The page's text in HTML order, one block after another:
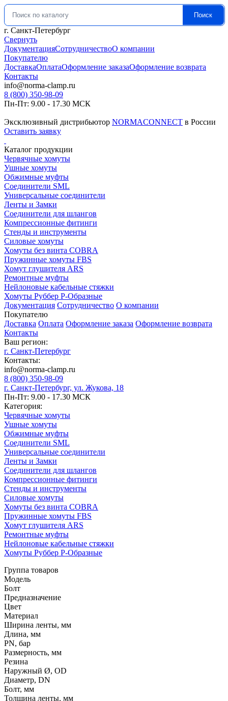
Искать: Поиск
г. Санкт-Петербург
Свернуть
ДокументацияСотрудничествоО компании
Покупателю
ДоставкаОплатаОформление заказаОформление возврата
Контакты
info@norma-clamp.ru
8 (800) 350-98-09
Пн-Пт: 9.00 - 17.30 МСК
Эксклюзивный дистрибьютор NORMACONNECT в России
Оставить заявку
Каталог продукции
Червячные хомуты
Ушные хомуты
Обжимные муфты
Соединители SML
Универсальные соединители
Ленты и Замки
Соединители для шлангов
Компрессионные фитинги
Стенды и инструменты
Силовые хомуты
Хомуты без винта COBRA
Пружинные хомуты FBS
Хомут глушителя ARS
Ремонтные муфты
Нейлоновые кабельные стяжки
Хомуты Руббер Р-Образные
Документация Сотрудничество О компании
Покупателю
Доставка Оплата Оформление заказа Оформление возврата
Контакты
Ваш регион:
г. Санкт-Петербург
Контакты:
info@norma-clamp.ru
8 (800) 350-98-09
г. Санкт-Петербург, ул. Жукова, 18
Пн-Пт: 9.00 - 17.30 МСК
Категория:
Червячные хомуты
Ушные хомуты
Обжимные муфты
Соединители SML
Универсальные соединители
Ленты и Замки
Соединители для шлангов
Компрессионные фитинги
Стенды и инструменты
Силовые хомуты
Хомуты без винта COBRA
Пружинные хомуты FBS
Хомут глушителя ARS
Ремонтные муфты
Нейлоновые кабельные стяжки
Хомуты Руббер Р-Образные
Группа товаров
Модель
Болт
Предназначение
Цвет
Материал
Ширина ленты, мм
Длина, мм
PN, бар
Размерность, мм
Резина
Наружный Ø, OD
Диаметр, DN
Болт, мм
Толщина ленты, мм